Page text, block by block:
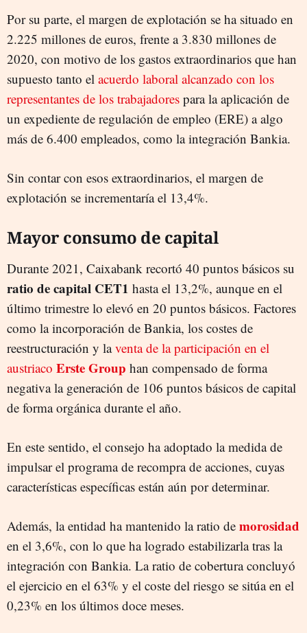
Por su parte, el margen de explotación se ha situado en
2.225 millones de euros, frente a 3.830 millones de
2020, con motivo de los gastos extraordinarios que han
supuesto tanto el acuerdo laboral alcanzado con los
representantes de los trabajadores para la aplicación de
un expediente de regulación de empleo (ERE) a algo
más de 6.400 empleados, como la integración Bankia.
Sin contar con esos extraordinarios, el margen de
explotación se incrementaría el 13,4%.
Mayor consumo de capital
Durante 2021, Caixabank recortó 40 puntos básicos su
ratio de capital CET1 hasta el 13,2%, aunque en el
último trimestre lo elevó en 20 puntos básicos. Factores
como la incorporación de Bankia, los costes de
reestructuración y laventa de la participación en el
austriaco Erste Group han compensado de forma
negativa la generación de 106 puntos básicos de capital
de forma orgánica durante el año.
En este sentido, el consejo ha adoptado la medida de
impulsar el programa de recompra de acciones, cuyas
características específicas están aún por determinar.
Además, la entidad ha mantenido la ratio de morosidad
en el 3,6%, con lo que ha logrado estabilizarla tras la
integración con Bankia. La ratio de cobertura concluyó
el ejercicio en el 63% y el coste del riesgo se sitúa en el
0,23% en los últimos doce meses.